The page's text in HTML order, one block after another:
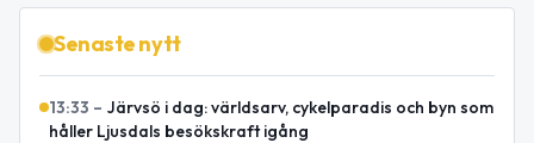
Senaste nytt
13:33 – Järvsö i dag: världsarv, cykelparadis och byn som
håller Ljusdals besökskraft igång